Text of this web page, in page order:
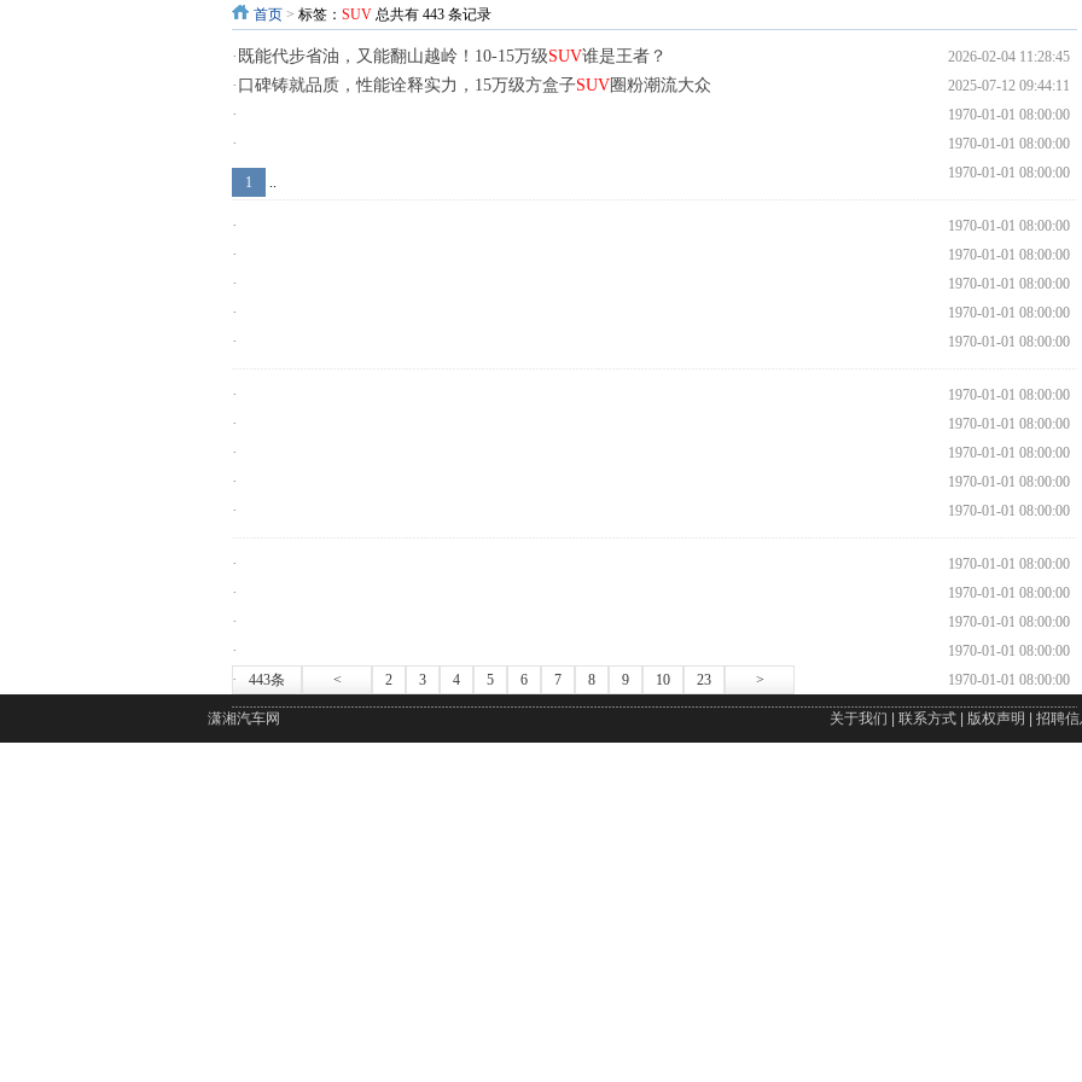
首页 > 标签： SUV 总共有 443 条记录
2026-02-04 11:28:45
· 既能代步省油，又能翻山越岭！10-15万级SUV谁是王者？
2025-07-12 09:44:11
· 口碑铸就品质，性能诠释实力，15万级方盒子SUV圈粉潮流大众
1970-01-01 08:00:00
·
1970-01-01 08:00:00
·
1970-01-01 08:00:00
·
1970-01-01 08:00:00
·
1970-01-01 08:00:00
·
1970-01-01 08:00:00
·
1970-01-01 08:00:00
·
1970-01-01 08:00:00
·
1970-01-01 08:00:00
·
1970-01-01 08:00:00
·
1970-01-01 08:00:00
·
1970-01-01 08:00:00
·
1970-01-01 08:00:00
·
1970-01-01 08:00:00
·
1970-01-01 08:00:00
·
1970-01-01 08:00:00
·
1970-01-01 08:00:00
·
1970-01-01 08:00:00
· 443条 <
1
2 3 4 5 6 7 8 9 10
..
23 >
潇湘汽车网 关于我们 联系方式 版权声明 招聘